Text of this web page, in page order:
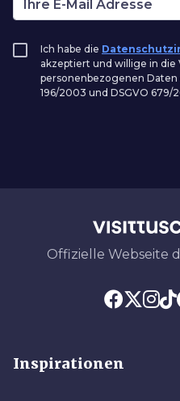
Ich habe die
akzeptiert und willige in
personenbezogenen
196/2003 und DSGVO 679/
Offizielle Webseite
Inspirationen